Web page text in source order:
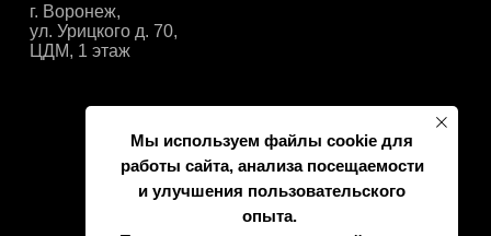
Мы используем файлы cookie для
работы сайта, анализа посещаемости
и улучшения пользовательского
опыта.
г. Воронеж,
ул. Урицкого д. 70,
ЦДМ, 1 этаж